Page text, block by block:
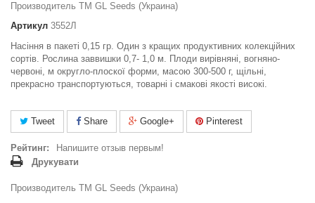
Производитель ТМ GL Seeds (Украина)
Артикул 3552Л
Насіння в пакеті 0,15 гр. Один з кращих продуктивних колекційних
сортів. Рослина заввишки 0,7- 1,0 м. Плоди вирівняні, вогняно-
червоні, м округло-плоскої форми, масою 300-500 г, щільні,
прекрасно транспортуються, товарні і смакові якості високі.
Tweet Share Google+ Pinterest
Рейтинг:
Напишите отзыв первым!
Друкувати
Производитель ТМ GL Seeds (Украина)